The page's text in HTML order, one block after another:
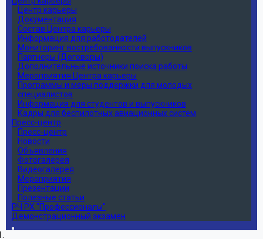
Центр карьеры
Документация
Состав Центра карьеры
Информация для работодателей
Мониторинг востребованности выпускников
Партнеры (Договоры)
Дополнительные источники поиска работы
Мероприятия Центра карьеры
Программы и меры поддержки для молодых
специалистов
Информация для студентов и выпускников
Кадры для беспилотных авиационных систем
Пресс-центр
Пресс-центр
Новости
Объявления
Фотогалерея
Видеогалерея
Мероприятия
Презентации
Полезные статьи
РЧ РХ "Профессионалы"
Демонстрационный экзамен